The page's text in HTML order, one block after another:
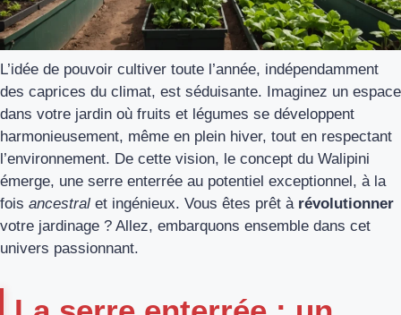
L’idée de pouvoir cultiver toute l’année, indépendamment
des caprices du climat, est séduisante. Imaginez un espace
dans votre jardin où fruits et légumes se développent
harmonieusement, même en plein hiver, tout en respectant
l’environnement. De cette vision, le concept du Walipini
émerge, une serre enterrée au potentiel exceptionnel, à la
fois ancestral et ingénieux. Vous êtes prêt à révolutionner
votre jardinage ? Allez, embarquons ensemble dans cet
univers passionnant.